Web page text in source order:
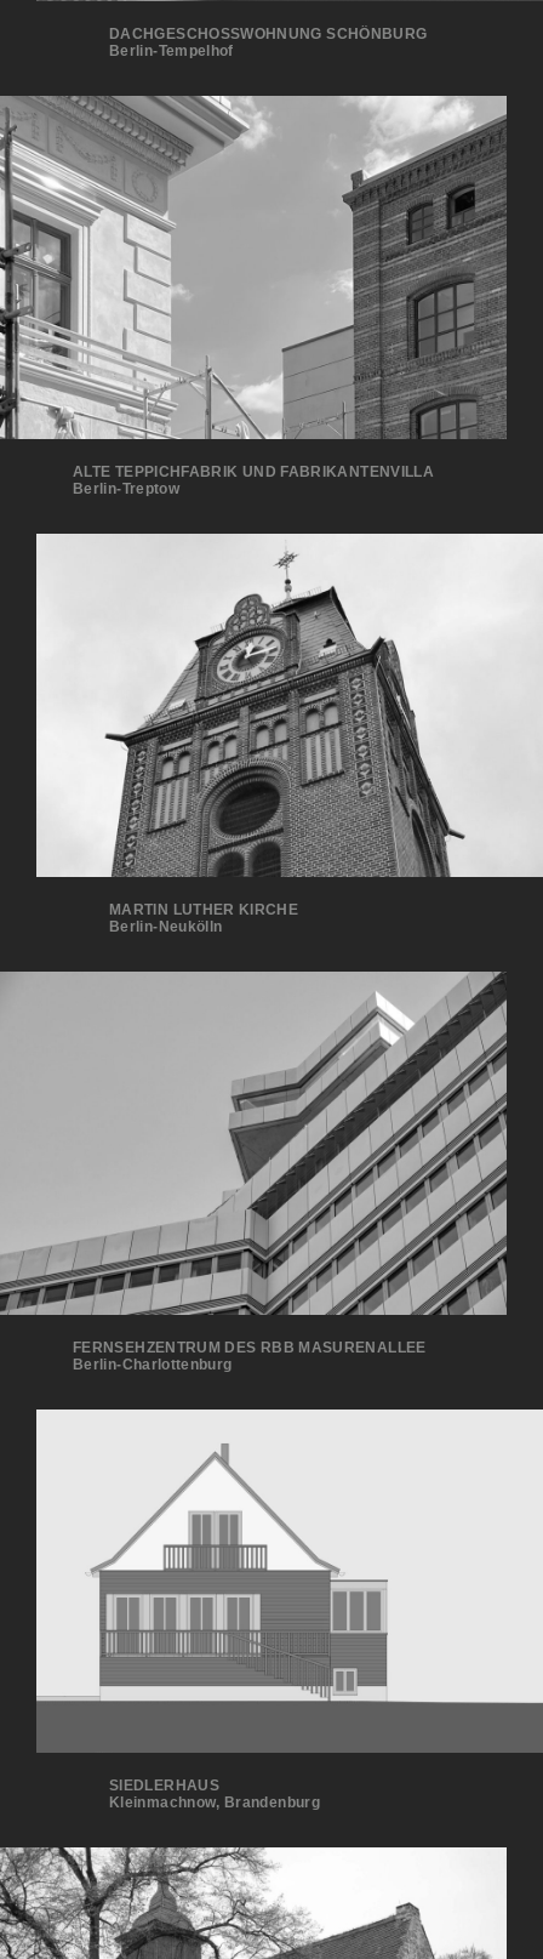
DACHGESCHOSSWOHNUNG SCHÖNBURG
Berlin-Tempelhof
ALTE TEPPICHFABRIK UND FABRIKANTENVILLA
Berlin-Treptow
MARTIN LUTHER KIRCHE
Berlin-Neukölln
FERNSEHZENTRUM DES RBB MASURENALLEE
Ber­lin-Charlottenburg
SIEDLERHAUS
Kleinmachnow, Brandenburg